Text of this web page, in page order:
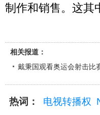
制作和销售。这其
相关报道：
戴秉国观看奥运会射击比
热词： 电视转播权